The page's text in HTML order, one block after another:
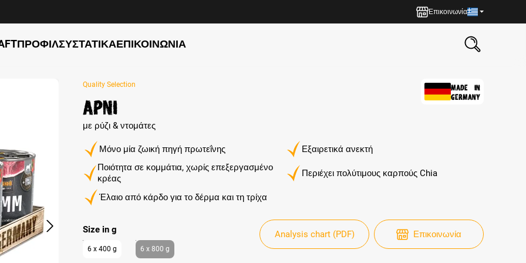
Επικοινωνία
ΠΡΟΦΊΛΣΥΣΤΑΤΙΚΆΕΠΙΚΟΙΝΩΝΊΑ
Quality Selection
Αρνί
με ρύζι & ντομάτες
MADE IN
GERMANY
Μόνο μία ζωική πηγή πρωτεΐνης
Εξαιρετικά ανεκτή
Ποιότητα σε κομμάτια, χωρίς επεξεργασμένο
κρέας
Περιέχει πολύτιμους καρπούς Chia
Έλαιο από κάρδο για το δέρμα και τη τρίχα
Select
Size in g
6 x 400 g 6 x 800 g
Analysis chart (PDF) Επικοινωνία